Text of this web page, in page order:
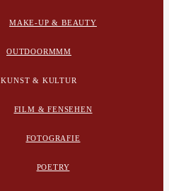
MAKE-UP & BEAUTY
OUTDOORMMM
KUNST & KULTUR
FILM & FENSEHEN
FOTOGRAFIE
POETRY